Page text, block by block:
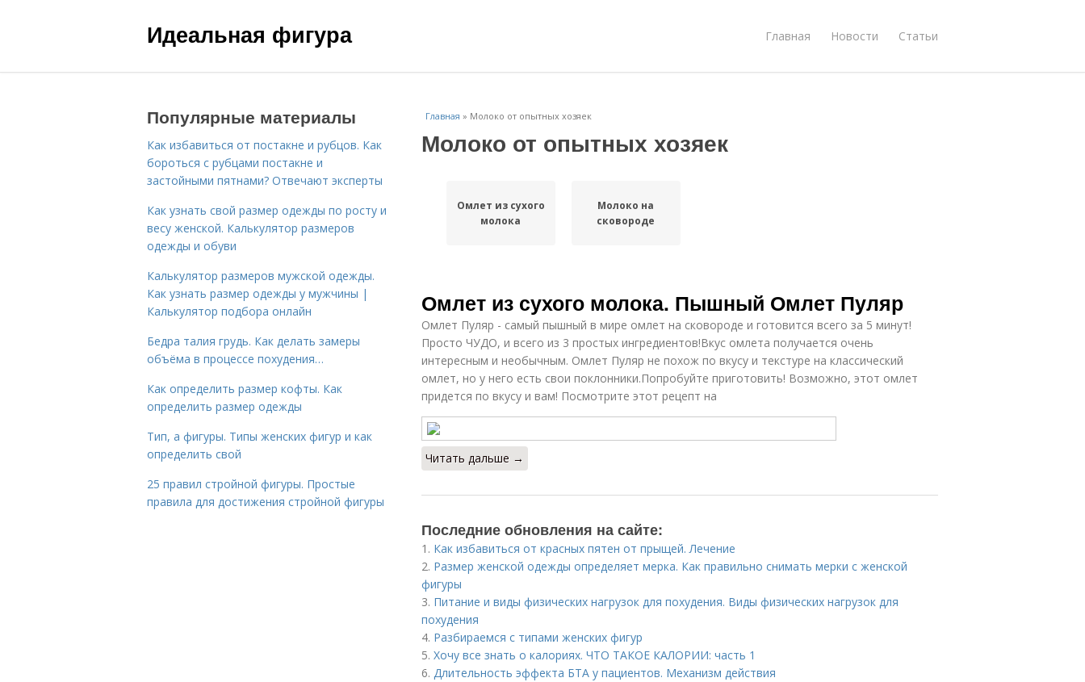
Идеальная фигура Главная Новости Статьи
Главная » Молоко от опытных хозяек
Молоко от опытных хозяек
Омлет из сухого
молока
Молоко на
сковороде
Омлет из сухого молока. Пышный Омлет Пуляр
Омлет Пуляр - самый пышный в мире омлет на сковороде и готовится всего за 5 минут!
Просто ЧУДО, и всего из 3 простых ингредиентов!Вкус омлета получается очень
интересным и необычным. Омлет Пуляр не похож по вкусу и текстуре на классический
омлет, но у него есть свои поклонники.Попробуйте приготовить! Возможно, этот омлет
придется по вкусу и вам! Посмотрите этот рецепт на
Читать дальше →
Последние обновления на сайте:
1. Как избавиться от красных пятен от прыщей. Лечение
2. Размер женской одежды определяет мерка. Как правильно снимать мерки с женской
фигуры
3. Питание и виды физических нагрузок для похудения. Виды физических нагрузок для
похудения
4. Разбираемся с типами женских фигур
5. Хочу все знать о калориях. ЧТО ТАКОЕ КАЛОРИИ: часть 1
6. Длительность эффекта БТА у пациентов. Механизм действия
Популярные материалы
Как избавиться от постакне и рубцов. Как
бороться с рубцами постакне и
застойными пятнами? Отвечают эксперты
Как узнать свой размер одежды по росту и
весу женской. Калькулятор размеров
одежды и обуви
Калькулятор размеров мужской одежды.
Как узнать размер одежды у мужчины |
Калькулятор подбора онлайн
Бедра талия грудь. Как делать замеры
объёма в процессе похудения…
Как определить размер кофты. Как
определить размер одежды
Тип, а фигуры. Типы женских фигур и как
определить свой
25 правил стройной фигуры. Простые
правила для достижения стройной фигуры